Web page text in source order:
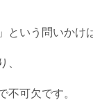
という問いかけ
、
不可欠です。